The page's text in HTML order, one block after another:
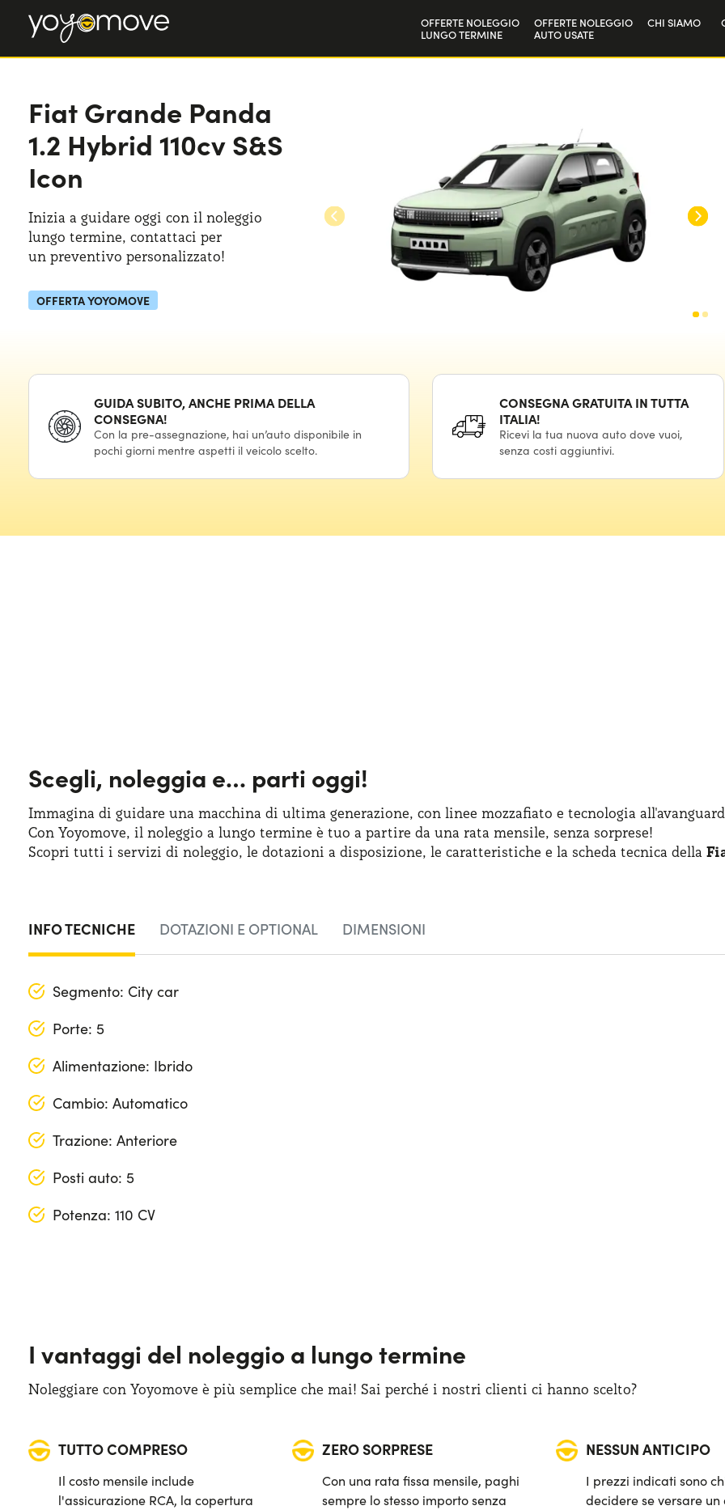
OFFERTE NOLEGGIO
LUNGO TERMINE
OFFERTE NOLEGGIO
AUTO USATE
CHI SIAMO
OFFERTA YOYOMOVE
Fiat Grande Panda
1.2 Hybrid 110cv S&S
Icon
Inizia a guidare oggi con il noleggio
lungo termine, contattaci per
un preventivo personalizzato!
GUIDA SUBITO, ANCHE PRIMA DELLA
CONSEGNA!
Con la pre-assegnazione, hai un’auto disponibile in
pochi giorni mentre aspetti il veicolo scelto.
CONSEGNA GRATUITA IN TUTTA
ITALIA!
Ricevi la tua nuova auto dove vuoi,
senza costi aggiuntivi.
Scegli, noleggia e… parti oggi!
Immagina di guidare una macchina di ultima generazione, con linee mozzafiato e tecnologia
Con Yoyomove, il noleggio a lungo termine è tuo a partire da una rata mensile, senza sorprese!
Scopri tutti i servizi di noleggio, le dotazioni a disposizione, le caratteristiche e la scheda tecnica della
INFO TECNICHE DOTAZIONI E OPTIONAL DIMENSIONI
Segmento: City car
Porte: 5
Alimentazione: Ibrido
Cambio: Automatico
Trazione: Anteriore
Posti auto: 5
Potenza: 110 CV
Cruise control
Display touchscreen da 10"
Sensori di parcheggio posteriori
Sistema di avviso e mantenimento della corsia
Bagagliaio (max): 1365 lt
Bagagliaio (min): 410 lt
I vantaggi del noleggio a lungo termine
Noleggiare con Yoyomove è più semplice che mai! Sai perché i nostri clienti ci hanno scelto?
TUTTO COMPRESO
Il costo mensile include
l'assicurazione RCA, la copertura
ZERO SORPRESE
Con una rata fissa mensile, paghi
sempre lo stesso importo senza
NESSUN ANTICIPO
I prezzi indicati sono
decidere se versare un